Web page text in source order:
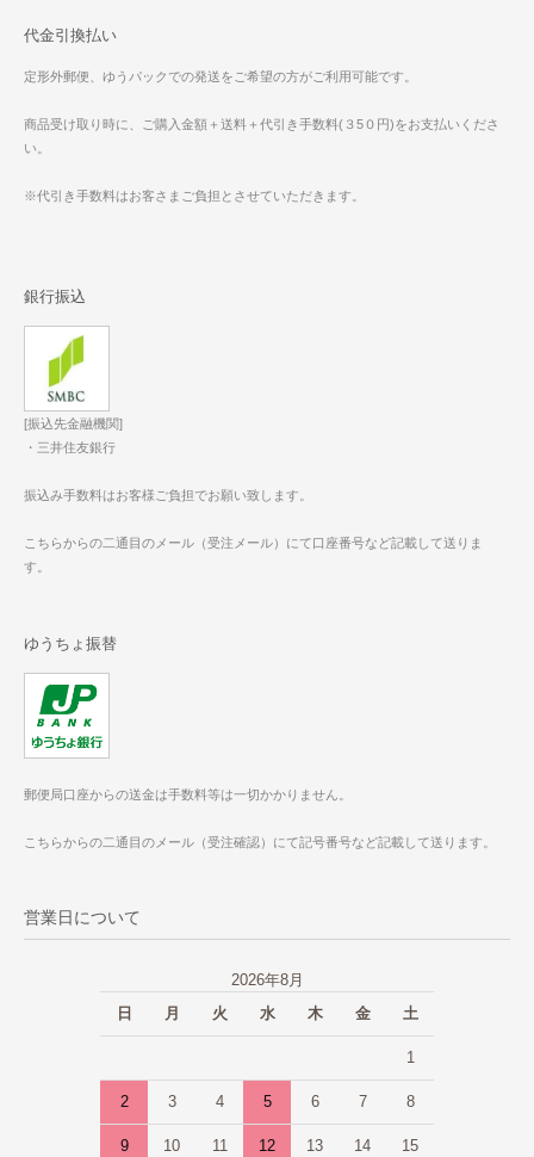
代金引換払い
定形外郵便、ゆうパックでの発送をご希望の方がご利用可能です。
商品受け取り時に、ご購入金額＋送料＋代引き手数料(３5０円)をお支払いくださ
い。
※代引き手数料はお客さまご負担とさせていただきます。
銀行振込
[振込先金融機関]
・三井住友銀行
振込み手数料はお客様ご負担でお願い致します。
こちらからの二通目のメール（受注メール）にて口座番号など記載して送りま
す。
ゆうちょ振替
郵便局口座からの送金は手数料等は一切かかりません。
こちらからの二通目のメール（受注確認）にて記号番号など記載して送ります。
営業日について
2026年8月
日
月 火 水 木 金 土
1
2 3 4 5 6 7 8
9 10 11 12 13 14 15